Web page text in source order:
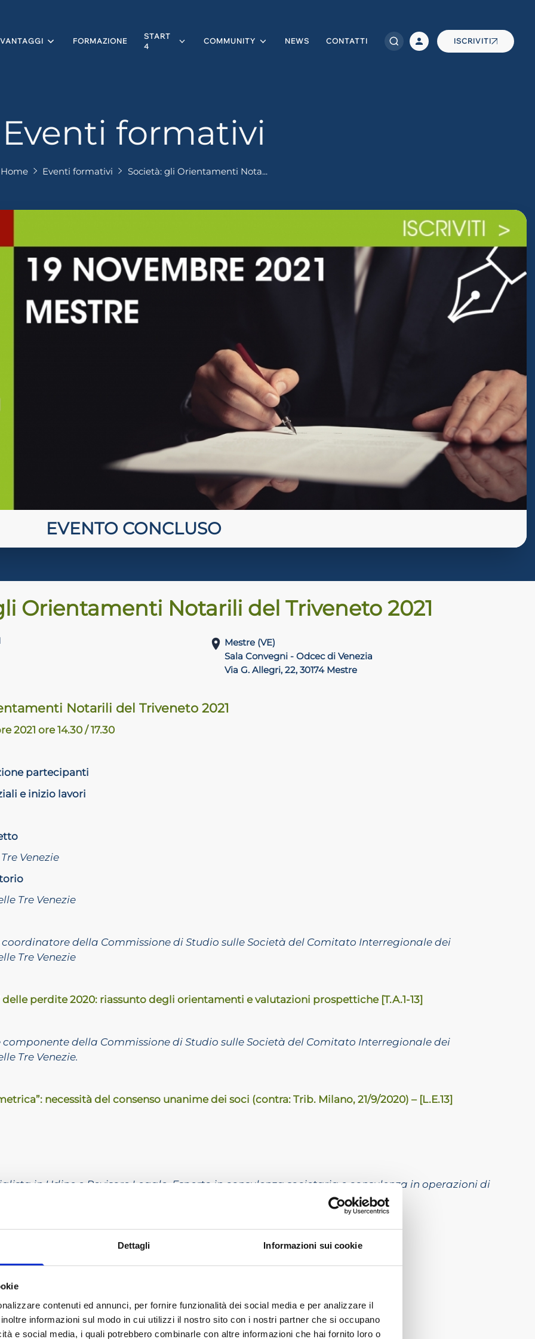
Dettagli Informazioni sui cookie
contenuti ed annunci, per fornire funzionalità dei social media e per analizzare il
informazioni sul modo in cui utilizzi il nostro sito con i nostri partner che si occupano
e social media, i quali potrebbero combinarle con altre informazioni che hai fornito loro o
VANTAGGI FORMAZIONE
START
4
COMMUNITY NEWS CONTATTI ISCRIVITI
Eventi formativi
Home Eventi formativi Società: gli Orientamenti Nota...
EVENTO CONCLUSO
Orientamenti Notarili del Triveneto 2021
Mestre (VE)
Sala Convegni - Odcec di Venezia
Via G. Allegri, 22, 30174 Mestre
Notarili del Triveneto 2021
2021 ore 14.30 / 17.30
partecipanti
e inizio lavori
Venezie
Tre Venezie
coordinatore della Commissione di Studio sulle Società del Comitato Interregionale dei
Tre Venezie
delle perdite 2020: riassunto degli orientamenti e valutazioni prospettiche [T.A.1-13]
componente della Commissione di Studio sulle Società del Comitato Interregionale dei
Tre Venezie.
necessità del consenso unanime dei soci (contra: Trib. Milano, 21/9/2020) – [L.E.13]
in Udine e Revisore Legale. Esperto in consulenza societaria e consulenza in operazioni di
Orientamenti presentati e dibattito tra i Relatori
fusione (Cass. SS.UU. 21970/2021): spunti e riflessioni